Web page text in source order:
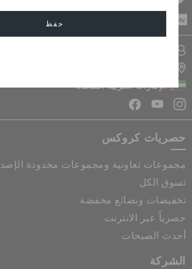
حفظ
الإمارات العربية المتحدة
حصريات كروكس
مجموعات تعاونية ومجموعات محدودة
تسوق الكل
تخفيضات وبضائع مخفضة
حصرياً عبر الانترنت
أحدث الصيحات
الشركة